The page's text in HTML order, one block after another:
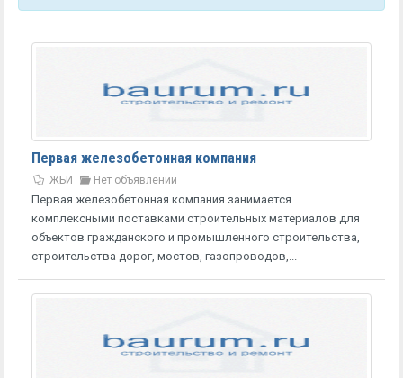
Первая железобетонная компания
ЖБИ Нет объявлений
Первая железобетонная компания занимается
комплексными поставками строительных материалов для
объектов гражданского и промышленного строительства,
строительства дорог, мостов, газопроводов,...